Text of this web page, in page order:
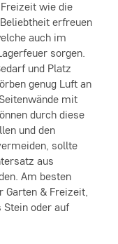
wie die
erfreuen
auch im
sorgen.
und Platz
genug Luft an
mit
durch diese
und den
sollte
aus
Am besten
Garten & Freizeit,
Stein oder auf